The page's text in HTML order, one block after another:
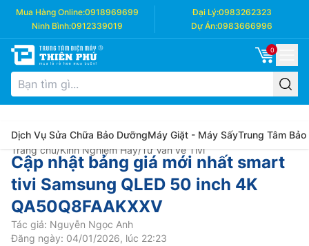
Mua Hàng Online:0918969699 Đại Lý:0983262323
Ninh Bình:0912339019 Dự Án:0983666996
0
Dịch Vụ Sửa Chữa Bảo DưỡngMáy Giặt - Máy SấyTrung Tâm Bảo
Trang chủ/Kinh Nghiệm Hay/Tư Vấn về Tivi
Cập nhật bảng giá mới nhất smart
tivi Samsung QLED 50 inch 4K
QA50Q8FAAKXXV
Tác giả: Nguyễn Ngọc Anh
Đăng ngày: 04/01/2026, lúc 22:23